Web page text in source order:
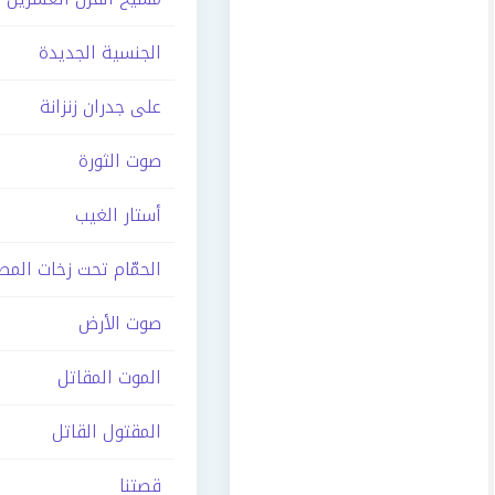
الجنسية الجديدة
على جدران زنزانة
صوت الثورة
أستار الغيب
الحمّام تحت زخات
صوت الأرض
الموت المقاتل
المقتول القاتل
قصتنا